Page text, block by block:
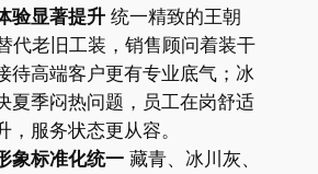
验显著提升统一精致的王朝
代老旧工装，销售顾问着装干
待高端客户更有专业底气；冰
夏季闷热问题，员工在岗舒适
，服务状态更从容。
象标准化统一藏青、冰川灰、